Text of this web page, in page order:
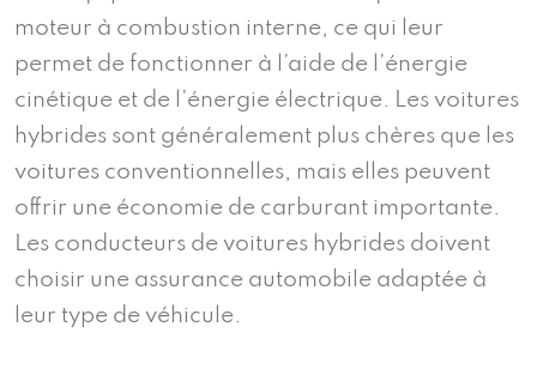
moteur à combustion interne, ce qui leur
permet de fonctionner à l’aide de l’énergie
cinétique et de l’énergie électrique. Les voitures
hybrides sont généralement plus chères que les
voitures conventionnelles, mais elles peuvent
offrir une économie de carburant importante.
Les conducteurs de voitures hybrides doivent
choisir une assurance automobile adaptée à
leur type de véhicule.